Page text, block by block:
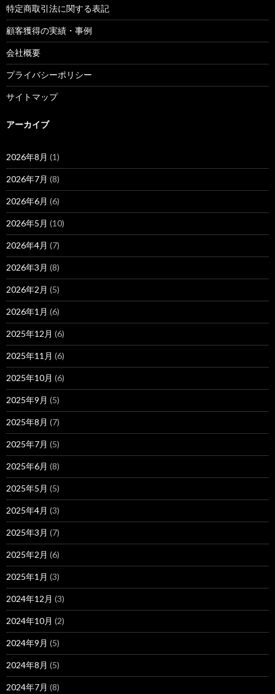
特定商取引法に関する表記
顧客獲得の実績・事例
会社概要
プライバシーポリシー
サイトマップ
アーカイブ
2026年8月 (1)
2026年7月 (8)
2026年6月 (6)
2026年5月 (10)
2026年4月 (7)
2026年3月 (8)
2026年2月 (5)
2026年1月 (6)
2025年12月 (6)
2025年11月 (6)
2025年10月 (6)
2025年9月 (5)
2025年8月 (7)
2025年7月 (5)
2025年6月 (8)
2025年5月 (5)
2025年4月 (3)
2025年3月 (7)
2025年2月 (6)
2025年1月 (3)
2024年12月 (3)
2024年10月 (2)
2024年9月 (5)
2024年8月 (5)
2024年7月 (8)